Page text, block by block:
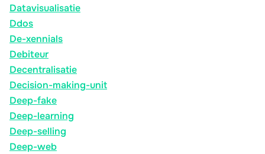
Datavisualisatie
Ddos
De-xennials
Debiteur
Decentralisatie
Decision-making-unit
Deep-fake
Deep-learning
Deep-selling
Deep-web